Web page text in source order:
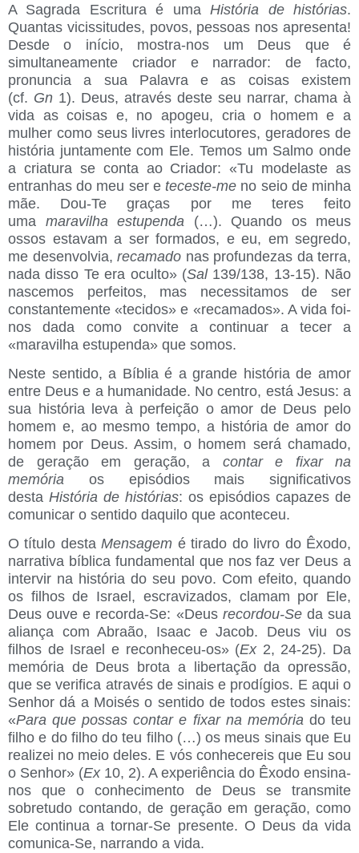
A Sagrada Escritura é umaHistória de histórias.
Quantas vicissitudes, povos, pessoas nos apresenta!
Desde o início, mostra-nos um Deus que é
simultaneamente criador e narrador: de facto,
pronuncia a sua Palavra e as coisas existem
(cf. Gn 1). Deus, através deste seu narrar, chama à
vida as coisas e, no apogeu, cria o homem e a
mulher como seus livres interlocutores, geradores de
história juntamente com Ele. Temos um Salmo onde
a criatura se conta ao Criador: «Tu modelaste as
entranhas do meu ser eteceste-me no seio de minha
mãe. Dou-Te graças por me teres feito
uma maravilha estupenda (…). Quando os meus
ossos estavam a ser formados, e eu, em segredo,
me desenvolvia, recamado nas profundezas da terra,
nada disso Te era oculto» (Sal139/138, 13-15). Não
nascemos perfeitos, mas necessitamos de ser
constantemente «tecidos» e «recamados». A vida foi-
nos dada como convite a continuar a tecer a
«maravilha estupenda» que somos.
Neste sentido, a Bíblia é a grande história de amor
entre Deus e a humanidade. No centro, está Jesus: a
sua história leva à perfeição o amor de Deus pelo
homem e, ao mesmo tempo, a história de amor do
homem por Deus. Assim, o homem será chamado,
de geração em geração, a contar e fixar na
memória os episódios mais significativos
desta História de histórias: os episódios capazes de
comunicar o sentido daquilo que aconteceu.
O título destaMensagem é tirado do livro do Êxodo,
narrativa bíblica fundamental que nos faz ver Deus a
intervir na história do seu povo. Com efeito, quando
os filhos de Israel, escravizados, clamam por Ele,
Deus ouve e recorda-Se: «Deus recordou-Seda sua
aliança com Abraão, Isaac e Jacob. Deus viu os
filhos de Israel e reconheceu-os» (Ex2, 24-25). Da
memória de Deus brota a libertação da opressão,
que se verifica através de sinais e prodígios. E aqui o
Senhor dá a Moisés o sentido de todos estes sinais:
«Para que possas contar e fixar na memória do teu
filho e do filho do teu filho (…) os meus sinais que Eu
realizei no meio deles. E vós conhecereis que Eu sou
o Senhor» (Ex10, 2). A experiência do Êxodo ensina-
nos que o conhecimento de Deus se transmite
sobretudo contando, de geração em geração, como
Ele continua a tornar-Se presente. O Deus da vida
comunica-Se, narrando a vida.